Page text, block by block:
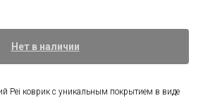
Нет в наличии
Pei коврик с уникальным покрытием в виде